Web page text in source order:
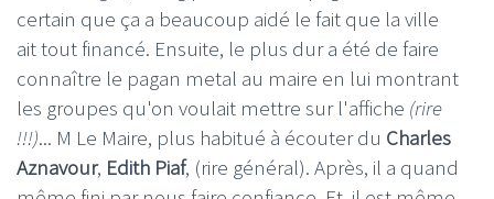
certain que ça a beaucoup aidé le fait que la ville
ait tout financé. Ensuite, le plus dur a été de faire
connaître le pagan metal au maire en lui montrant
les groupes qu'on voulait mettre sur l'affiche (rire
!!!)... M Le Maire, plus habitué à écouter du Charles
Aznavour, Edith Piaf, (rire général). Après, il a quand